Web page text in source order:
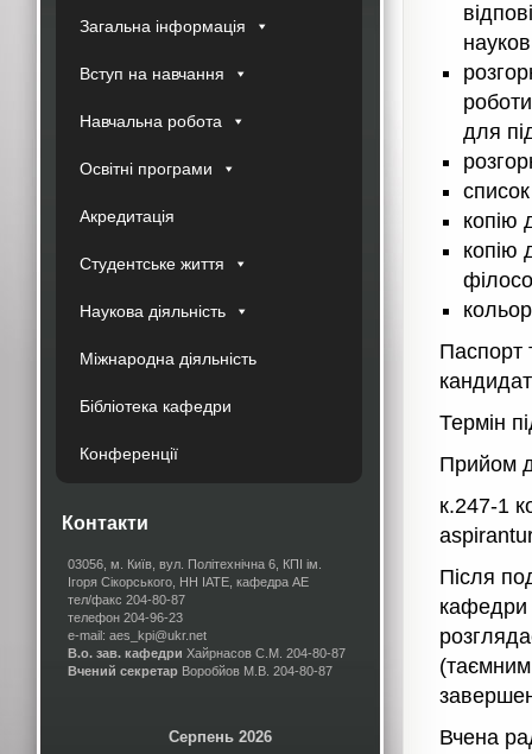
Загальна інформація
Вступ на навчання
Навчальна робота
Освітні програми
Акредитація
Студентське життя
Наукова діяльність
Міжнародна діяльність
Бібліотека кафедри
Конференції
Контакти
03056, м. Київ, вул. Політехнічна 6, КПІ ім.
Ігоря Сікорського, НН ІАТЕ, кафедра АЕ
тел/факс 204-80-87
телефон 204-96-23
e-mail: aes_kpi@ukr.net
В.о. зав. кафедри Хайрнасов С.М. 204-80-87
Вчений секретар Воробйов М.В. 204-80-87
Серпень 2026
для
копію
копію
Паспорт
Термін
Прийом
к.247-1
Після
кафедри
Вчена